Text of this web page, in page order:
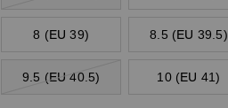
8 (EU 39) 8.5 (EU 39.5)
9.5 (EU 40.5) 10 (EU 41)